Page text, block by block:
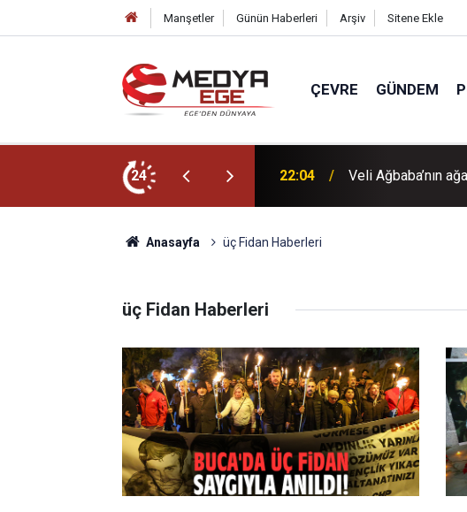
Manşetler Günün Haberleri Arşiv Sitene Ekle
ÇEVRE GÜNDEM
24 22:04 Veli Ağbaba’nın
Anasayfa üç Fidan Haberleri
üç Fidan Haberleri